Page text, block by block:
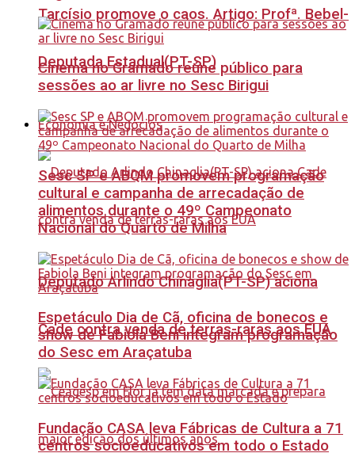
Tarcísio promove o caos. Artigo: Profª. Bebel-
Deputada Estadual(PT-SP)
Economia e Negócios
Deputado Arlindo Chinaglia(PT-SP) aciona
Cade contra venda de terras-raras aos EUA
Cinema no Gramado reúne público para
sessões ao ar livre no Sesc Birigui
Sesc SP e ABQM promovem programação
cultural e campanha de arrecadação de
alimentos durante o 49º Campeonato
Nacional do Quarto de Milha
Espetáculo Dia de Cã, oficina de bonecos e
show de Fabiola Beni integram programação
do Sesc em Araçatuba
Fundação CASA leva Fábricas de Cultura a 71
centros socioeducativos em todo o Estado